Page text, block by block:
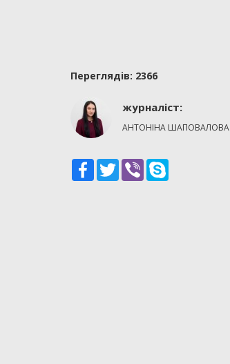
Переглядiв: 2366
журналіст:
АНТОНІНА ШАПОВАЛОВА
Facebook
TwitterViber